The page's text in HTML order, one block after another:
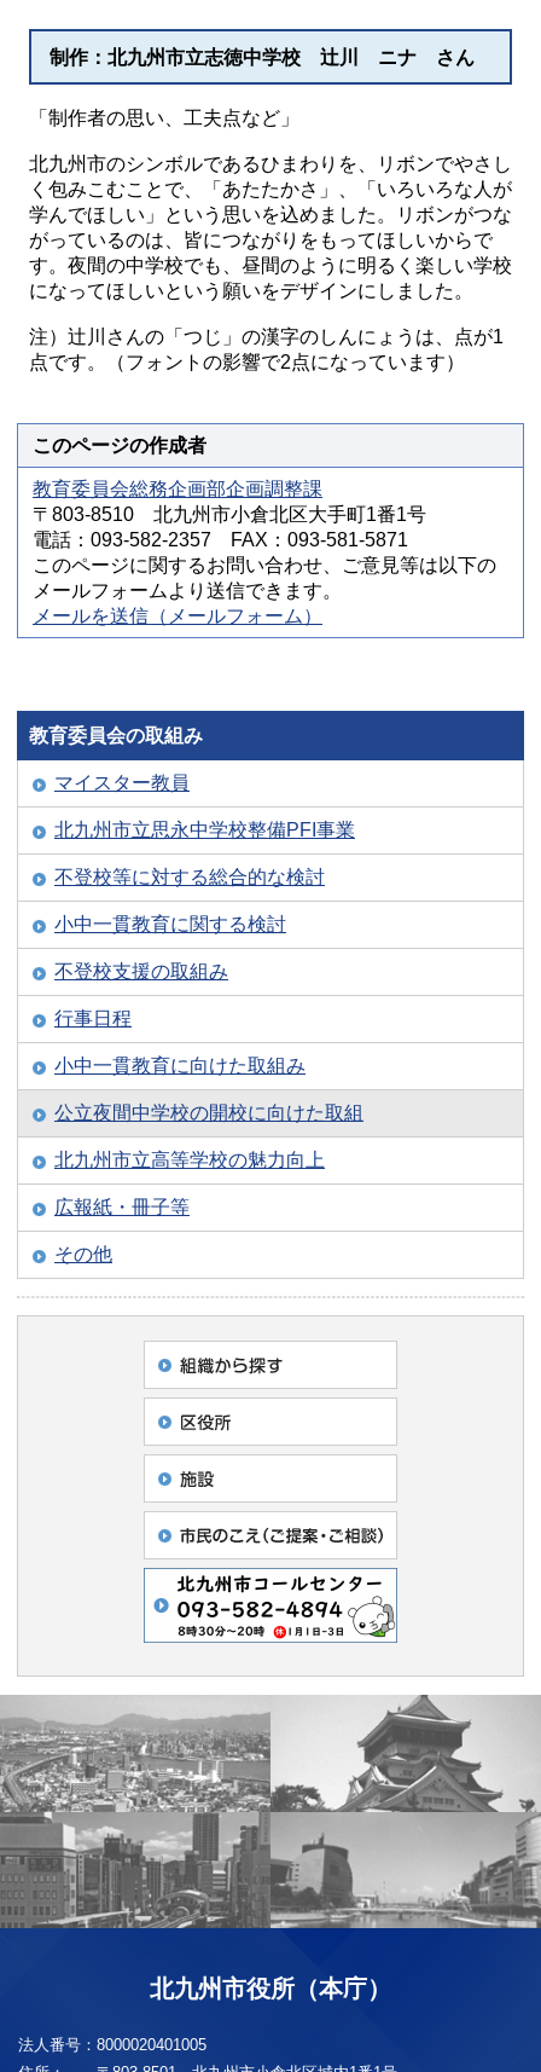
制作：北九州市立志徳中学校 辻川 ニナ さん
「制作者の思い、工夫点など」
北九州市のシンボルであるひまわりを、リボンでやさし
く包みこむことで、「あたたかさ」、「いろいろな人が
学んでほしい」という思いを込めました。リボンがつな
がっているのは、皆につながりをもってほしいからで
す。夜間の中学校でも、昼間のように明るく楽しい学校
になってほしいという願いをデザインにしました。
注）辻川さんの「つじ」の漢字のしんにょうは、点が1
点です。（フォントの影響で2点になっています）
このページの作成者
教育委員会総務企画部企画調整課
〒803-8510 北九州市小倉北区大手町1番1号
電話：093-582-2357 FAX：093-581-5871
このページに関するお問い合わせ、ご意見等は以下の
メールフォームより送信できます。
メールを送信（メールフォーム）
教育委員会の取組み
マイスター教員
北九州市立思永中学校整備PFI事業
不登校等に対する総合的な検討
小中一貫教育に関する検討
不登校支援の取組み
行事日程
小中一貫教育に向けた取組み
公立夜間中学校の開校に向けた取組
北九州市立高等学校の魅力向上
広報紙・冊子等
その他
北九州市役所（本庁）
法人番号： 8000020401005